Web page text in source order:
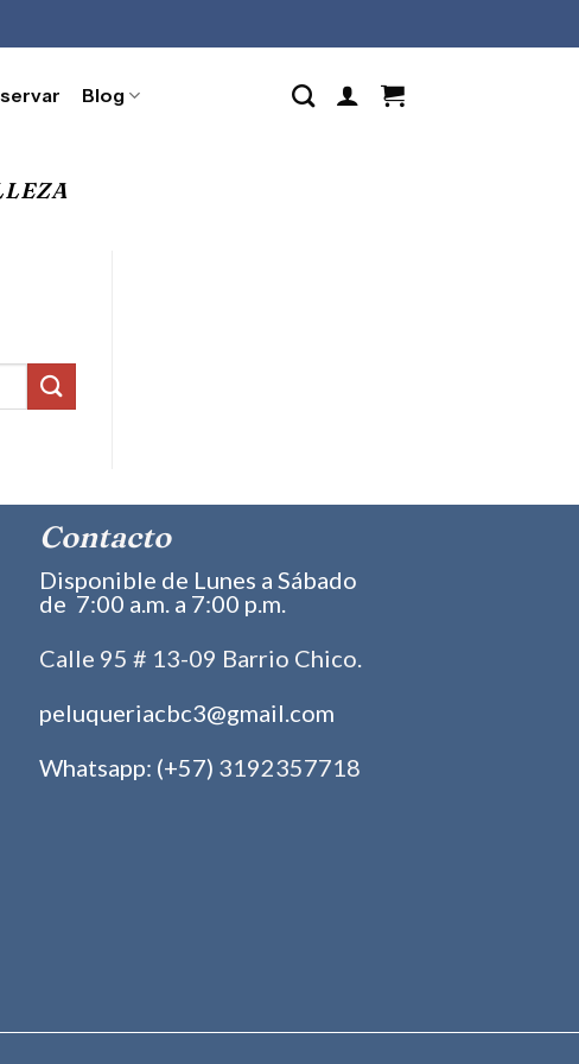
Blog
Contacto
Disponible de Lunes a Sábado
de 7:00 a.m. a 7:00 p.m.
Calle 95 # 13-09 Barrio Chico.
peluqueriacbc3@gmail.com
Whatsapp: (+57) 3192357718